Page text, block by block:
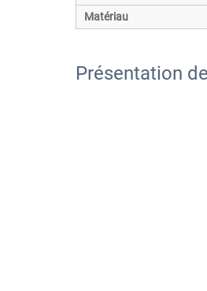
Matériau
Présentation